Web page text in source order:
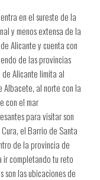
en el sureste de la
y menos extensa de la
Alicante y cuenta con
de las provincias
Alicante limita al
Albacete, al norte con la
con el mar
para visitar son
el Barrio de Santa
de la provincia de
ir completando tu reto
son las ubicaciones de